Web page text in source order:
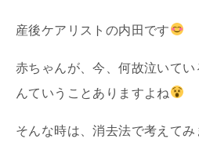
産後ケアリストの内田です
赤ちゃんが、今、何故泣いて
んていうことありますよね
そんな時は、消去法で考えてみ